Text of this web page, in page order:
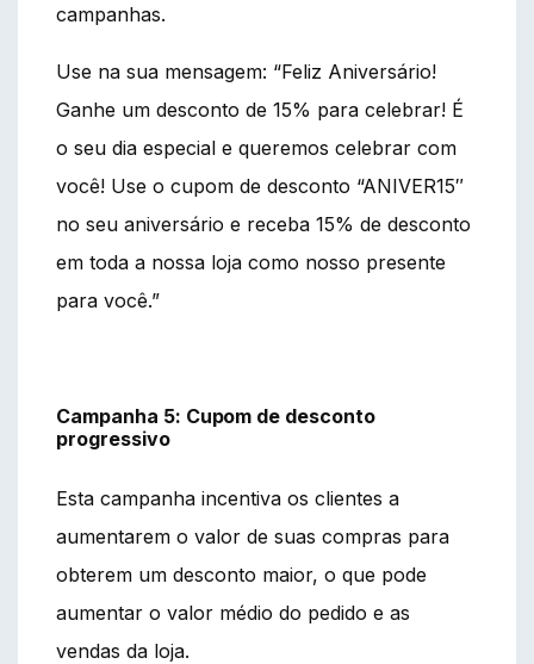
campanhas.
Use na sua mensagem: “Feliz Aniversário!
Ganhe um desconto de 15% para celebrar! É
o seu dia especial e queremos celebrar com
você! Use o cupom de desconto “ANIVER15″
no seu aniversário e receba 15% de desconto
em toda a nossa loja como nosso presente
para você.”
Campanha 5: Cupom de desconto
progressivo
Esta campanha incentiva os clientes a
aumentarem o valor de suas compras para
obterem um desconto maior, o que pode
aumentar o valor médio do pedido e as
vendas da loja.